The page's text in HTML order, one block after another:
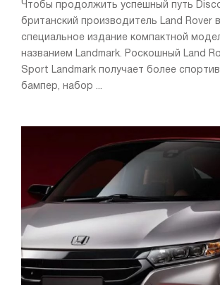
Чтобы продолжить успешный путь
британский производитель Land Rover
специальное издание компактной
названием Landmark. Роскошный Land
Sport Landmark получает более
бампер, набор ...